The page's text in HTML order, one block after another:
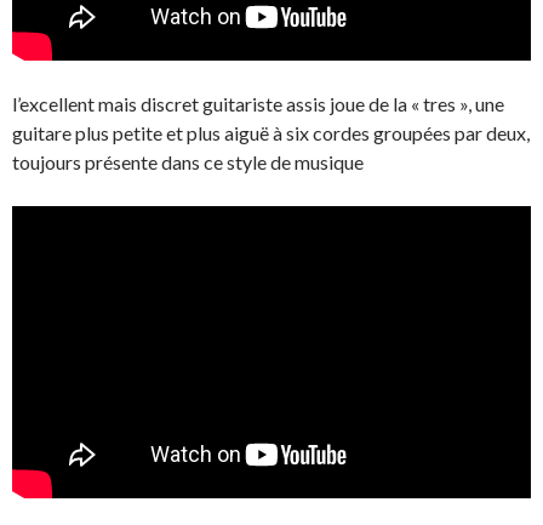
l’excellent mais discret guitariste assis joue de la « tres », une
guitare plus petite et plus aiguë à six cordes groupées par deux,
toujours présente dans ce style de musique